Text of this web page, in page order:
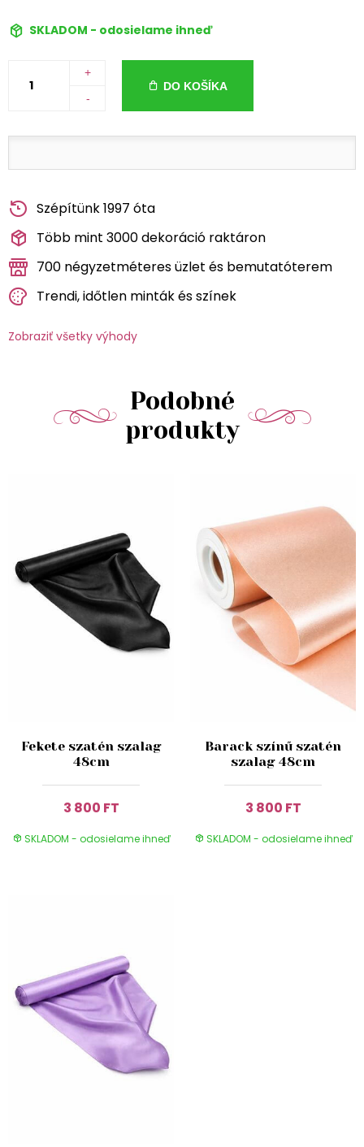
SKLADOM - odosielame ihneď
+
-
DO KOŠÍKA
Szépítünk 1997 óta
Több mint 3000 dekoráció raktáron
700 négyzetméteres üzlet és bemutatóterem
Trendi, időtlen minták és színek
Zobraziť všetky výhody
Podobné
produkty
Fekete szatén szalag
48cm
3 800 FT
SKLADOM - odosielame ihneď
Barack színű szatén
szalag 48cm
3 800 FT
SKLADOM - odosielame ihneď